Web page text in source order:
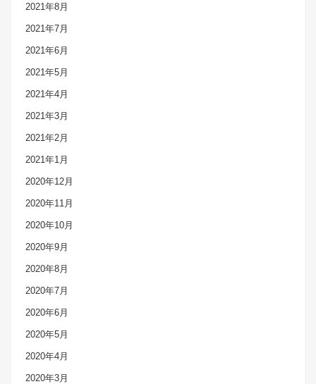
2021年8月
2021年7月
2021年6月
2021年5月
2021年4月
2021年3月
2021年2月
2021年1月
2020年12月
2020年11月
2020年10月
2020年9月
2020年8月
2020年7月
2020年6月
2020年5月
2020年4月
2020年3月